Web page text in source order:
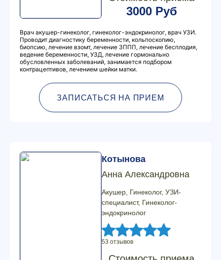
3000 Руб
Врач акушер-гинеколог, гинеколог-эндокринолог, врач УЗИ.
Проводит диагностику беременности, кольпоскопию,
биопсию, лечение взомт, лечение ЗППП, лечение бесплодия,
ведение беременности, УЗД, лечение гормонально
обусловленных заболеваний, занимается подбором
контрацептивов, лечением шейки матки.
ЗАПИСАТЬСЯ НА ПРИЕМ
Котынова
Анна Александровна
Акушер, Гинеколог, УЗИ-
специалист, Гинеколог-
эндокринолог
53 отзывов